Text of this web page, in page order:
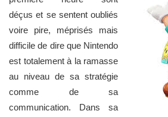
déçus et se sentent oubliés
voire pire, méprisés mais
difficile de dire que Nintendo
est totalement à la ramasse
au niveau de sa stratégie
comme de sa
communication. Dans sa